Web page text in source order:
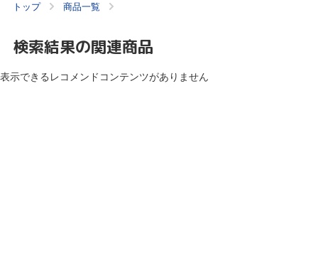
トップ 商品一覧
検索結果の関連商品
表示できるレコメンドコンテンツがありません